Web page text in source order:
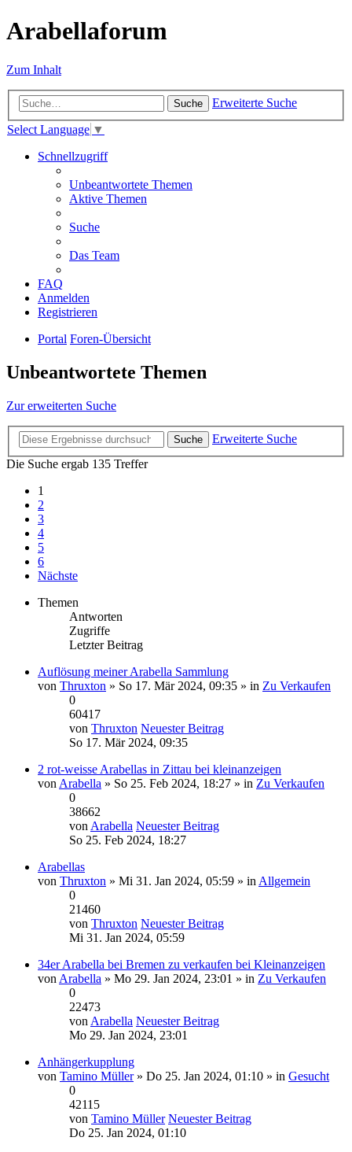
Arabellaforum
Zum Inhalt
Suche
Erweiterte Suche
Select Language ▼
Schnellzugriff
Unbeantwortete Themen
Aktive Themen
Suche
Das Team
FAQ
Anmelden
Registrieren
Portal Foren-Übersicht
Unbeantwortete Themen
Zur erweiterten Suche
Suche
Erweiterte Suche
Die Suche ergab 135 Treffer
1
2
3
4
5
6
Nächste
Themen
Antworten
Zugriffe
Letzter Beitrag
Auflösung meiner Arabella Sammlung
von Thruxton » So 17. Mär 2024, 09:35 » in Zu Verkaufen
0
60417
von Thruxton Neuester Beitrag
So 17. Mär 2024, 09:35
2 rot-weisse Arabellas in Zittau bei kleinanzeigen
von Arabella » So 25. Feb 2024, 18:27 » in Zu Verkaufen
0
38662
von Arabella Neuester Beitrag
So 25. Feb 2024, 18:27
Arabellas
von Thruxton » Mi 31. Jan 2024, 05:59 » in Allgemein
0
21460
von Thruxton Neuester Beitrag
Mi 31. Jan 2024, 05:59
34er Arabella bei Bremen zu verkaufen bei Kleinanzeigen
von Arabella » Mo 29. Jan 2024, 23:01 » in Zu Verkaufen
0
22473
von Arabella Neuester Beitrag
Mo 29. Jan 2024, 23:01
Anhängerkupplung
von Tamino Müller» Do 25. Jan 2024, 01:10 » in Gesucht
0
42115
von Tamino Müller Neuester Beitrag
Do 25. Jan 2024, 01:10